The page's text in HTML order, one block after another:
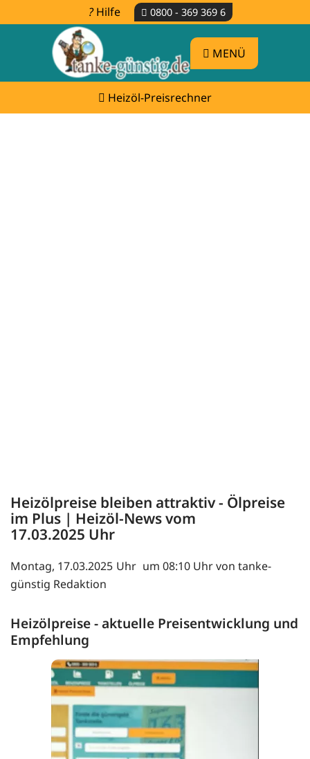
Hilfe 0800 - 369 369 6
MENÜ
Heizöl-Preisrechner
Heizölpreise bleiben attraktiv - Ölpreise
im Plus | Heizöl-News vom
17.03.2025
Montag, 17.03.2025
um 08:10 Uhr von tanke-
günstig Redaktion
Heizölpreise - aktuelle Preisentwicklung und
Empfehlung